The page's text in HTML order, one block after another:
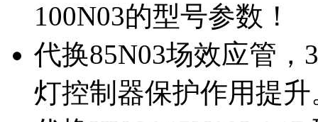
100N03的型号参数！
代换85N03场效应管
灯控制器保护作用提升